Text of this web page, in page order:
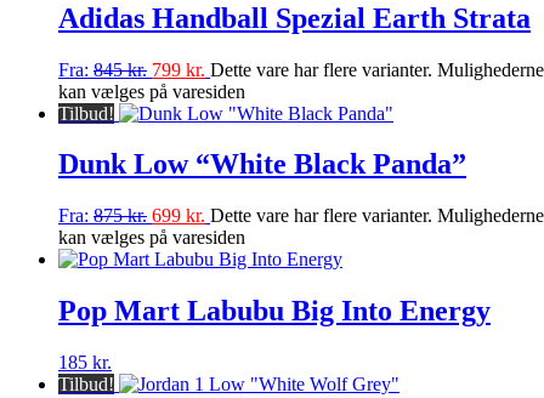
Adidas Handball Spezial Earth Strata
Fra: 845kr. 799 kr. Dette vare har flere varianter. Mulighederne
kan vælges på varesiden
Tilbud!
Dunk Low “White Black Panda”
Fra: 875kr. 699 kr. Dette vare har flere varianter. Mulighederne
kan vælges på varesiden
Pop Mart Labubu Big Into Energy
185 kr.
Tilbud!